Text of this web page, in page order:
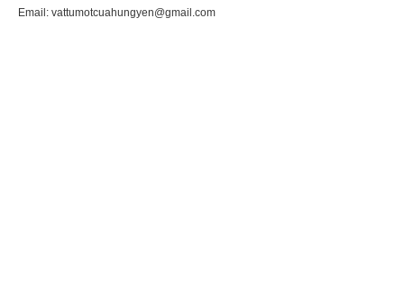
Email: vattumotcuahungyen@gmail.com